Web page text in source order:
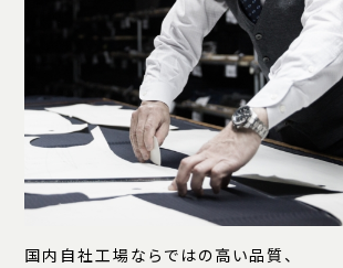
国内自社工場ならではの高い品質、